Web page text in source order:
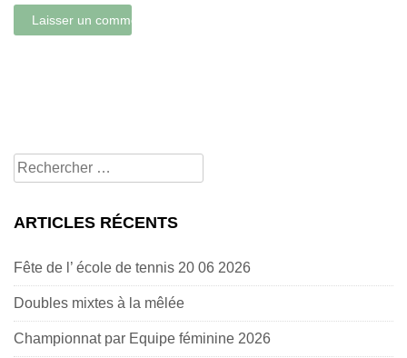
Rechercher
pour:
ARTICLES RÉCENTS
Fête de l’ école de tennis 20 06 2026
Doubles mixtes à la mêlée
Championnat par Equipe féminine 2026